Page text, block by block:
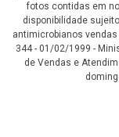
fotos contidas em
disponibilidade
antimicrobianos
344 - 01/02/1999 -
de Vendas e